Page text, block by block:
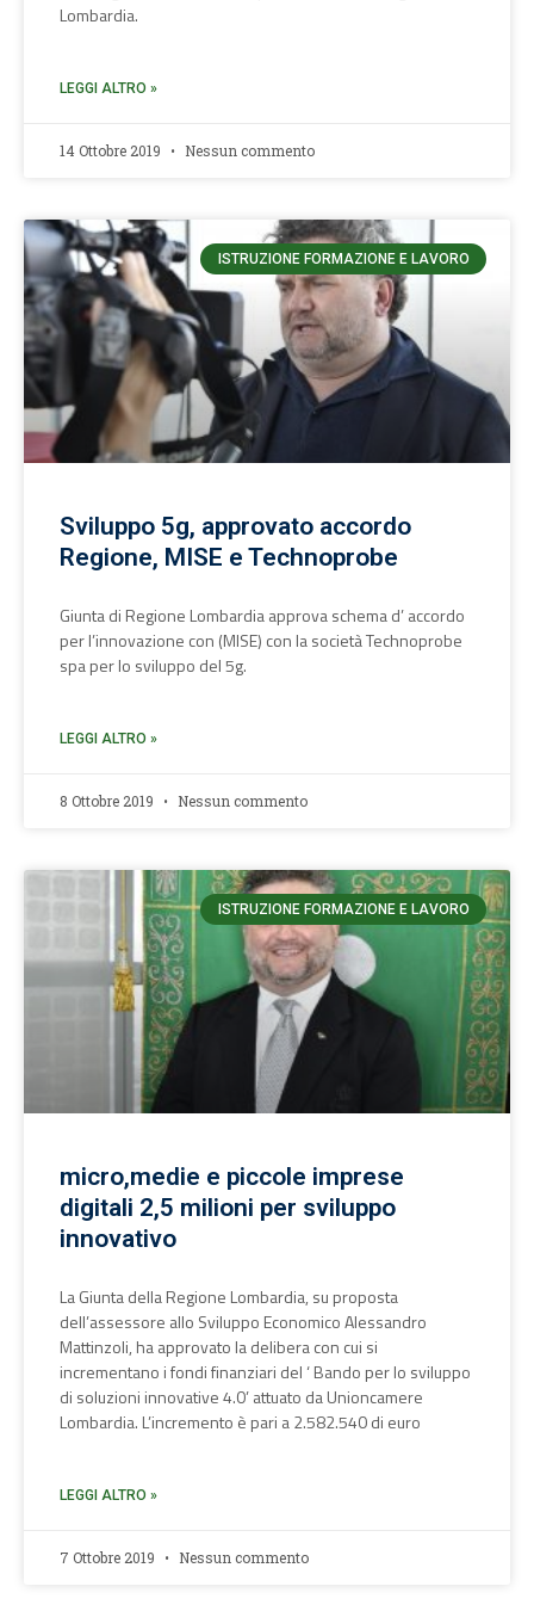
Lombardia.
LEGGI ALTRO »
14 Ottobre 2019 Nessun commento
ISTRUZIONE FORMAZIONE E LAVORO
Sviluppo 5g, approvato accordo
Regione, MISE e Technoprobe
Giunta di Regione Lombardia approva schema d’ accordo
per l’innovazione con (MISE) con la società Technoprobe
spa per lo sviluppo del 5g.
LEGGI ALTRO »
8 Ottobre 2019 Nessun commento
ISTRUZIONE FORMAZIONE E LAVORO
micro,medie e piccole imprese
digitali 2,5 milioni per sviluppo
innovativo
La Giunta della Regione Lombardia, su proposta
dell’assessore allo Sviluppo Economico Alessandro
Mattinzoli, ha approvato la delibera con cui si
incrementano i fondi finanziari del ‘ Bando per lo sviluppo
di soluzioni innovative 4.0’ attuato da Unioncamere
Lombardia. L’incremento è pari a 2.582.540 di euro
LEGGI ALTRO »
7 Ottobre 2019 Nessun commento